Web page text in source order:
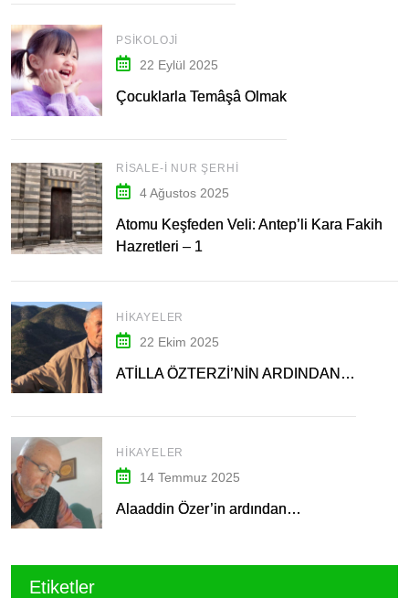
PSIKOLOJI
22 Eylül 2025
Çocuklarla Temâşâ Olmak
RISALE-I NUR ŞERHI
4 Ağustos 2025
Atomu Keşfeden Veli: Antep’li Kara Fakih
Hazretleri – 1
HIKAYELER
22 Ekim 2025
ATİLLA ÖZTERZİ’NİN ARDINDAN…
HIKAYELER
14 Temmuz 2025
Alaaddin Özer’in ardından…
Etiketler